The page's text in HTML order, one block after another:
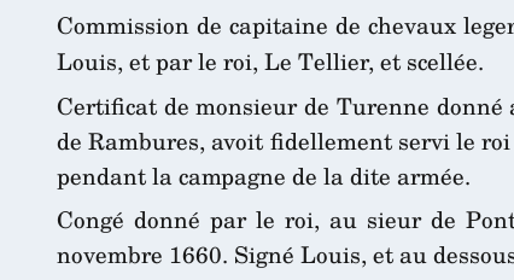
Commission de capitaine de chevaux
Louis, et par le roi, Le Tellier, et scellée.
Certificat de monsieur de Turenne
de Rambures, avoit fidellement servi le
pendant la campagne de la dite armée.
Congé donné par le roi, au sieur de
novembre 1660. Signé Louis, et au